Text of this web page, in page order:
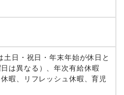
土日・祝日・年末年始が休日と
は異なる）、年次有給休暇
休暇、リフレッシュ休暇、育児